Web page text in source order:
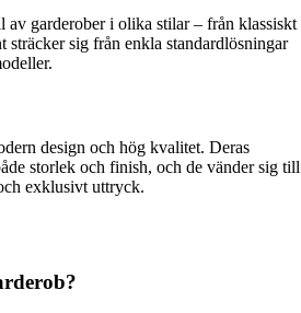
av garderober i olika stilar – från klassiskt
sträcker sig från enkla standardlösningar
design och hög kvalitet. Deras
storlek och finish, och de vänder sig till
exklusivt uttryck.